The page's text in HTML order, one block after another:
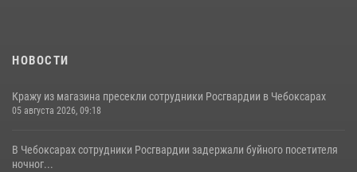
НОВОСТИ
Кражу из магазина пресекли сотрудники Росгвардии в Чебоксарах
05 августа 2026, 09:18
В Чебоксарах сотрудники Росгвардии задержали буйного посетителя
ночног...